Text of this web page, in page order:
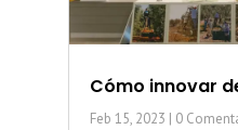
Cómo innovar
Feb 15, 2023 | 0